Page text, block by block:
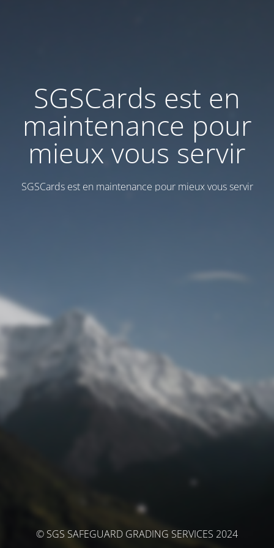
SGSCards est en
maintenance pour
mieux vous servir
SGSCards est en maintenance pour mieux vous servir
© SGS SAFEGUARD GRADING SERVICES 2024